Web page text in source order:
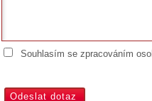
Souhlasím se zpracováním